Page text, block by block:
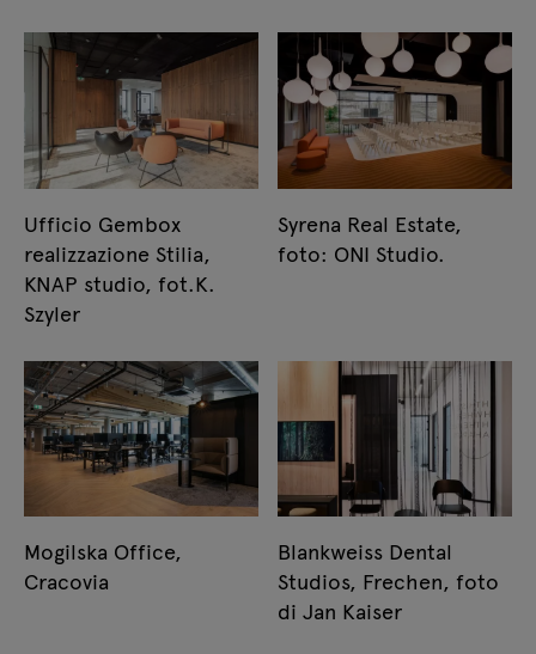
Ufficio Gembox
realizzazione Stilia,
KNAP studio, fot.K.
Szyler
Syrena Real Estate,
foto: ONI Studio.
Mogilska Office,
Cracovia
Blankweiss Dental
Studios, Frechen, foto
di Jan Kaiser